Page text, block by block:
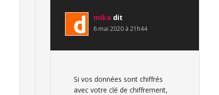
mika dit
6 mai 2020 à 21h44
Si vos données sont chiffrés
avec votre clé de chiffrement,